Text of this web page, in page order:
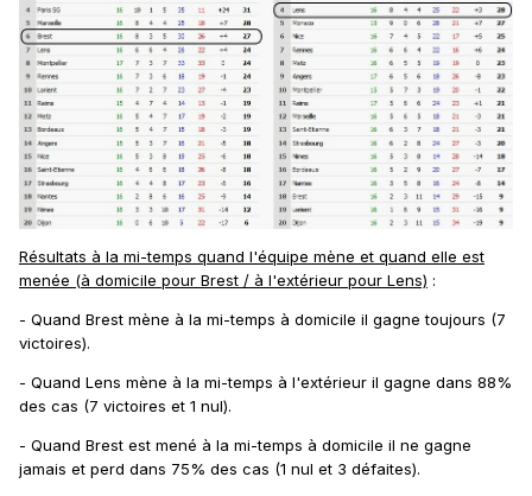
Résultats à la mi-temps quand l'équipe mène et quand elle est
menée (à domicile pour Brest / à l'extérieur pour Lens) :
- Quand Brest mène à la mi-temps à domicile il gagne toujours (7
victoires).
- Quand Lens mène à la mi-temps à l'extérieur il gagne dans 88%
des cas (7 victoires et 1 nul).
- Quand Brest est mené à la mi-temps à domicile il ne gagne
jamais et perd dans 75% des cas (1 nul et 3 défaites).